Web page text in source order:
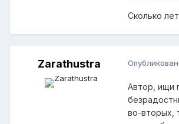
Сколько
Zarathustra
Автор, ищи
во-вторых,